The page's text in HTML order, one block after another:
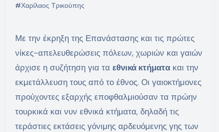
#Χαρίλαος Τρικούπης
Με την έκρηξη της Επανάστασης και τις πρώτες
νίκες-απελευθερώσεις πόλεων, χωριών και γαιών
άρχισε η συζήτηση για τα εθνικά κτήματακαι την
εκμετάλλευση τους από το έθνος. Οι γαιοκτήμονες
προύχοντες εξαρχής εποφθαλμιούσαν τα πρώην
τουρκικά και νυν εθνικά κτήματα, δηλαδή τις
τεράστιες εκτάσεις γόνιμης αρδευόμενης γης των